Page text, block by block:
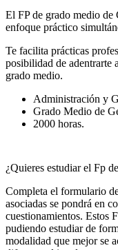
El FP de grado medio de
enfoque práctico
Te facilita prácticas
posibilidad de adentrarte
grado medio.
Administración y
Grado Medio de
2000 horas.
¿Quieres estudiar el Fp
Completa el formulario
asociadas se pondrá en
cuestionamientos. Estos
pudiendo estudiar de
modalidad que mejor se